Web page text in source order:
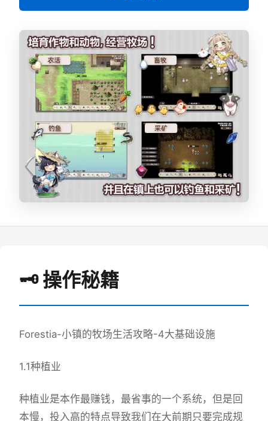
🗝️ 操作秘籍
Forestia-小镇的牧场生活攻略-4大基础设施
1.1种植业
种植业是本作最赚钱，最省事的一个系统，但是回
本慢，投入高的特点导致我们在大前期只要完成规